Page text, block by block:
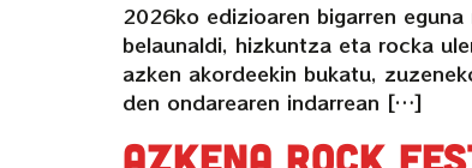
2026ko edizioaren bigarren
belaunaldi, hizkuntza eta rocka
azken akordeekin bukatu,
den ondarearen indarrean […]